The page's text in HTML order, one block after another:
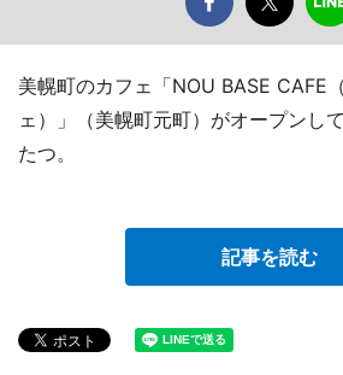
美幌町のカフェ「NOU BASE CAFE
ェ）」（美幌町元町）がオープンし
たつ。
記事を読む